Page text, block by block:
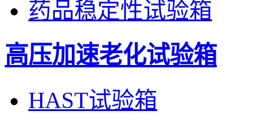
药品稳定性试验箱
高压加速老化试验箱
HAST试验箱